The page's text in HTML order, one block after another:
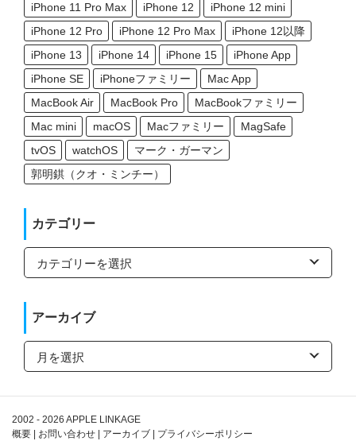
iPhone 11 Pro Max
iPhone 12
iPhone 12 mini
iPhone 12 Pro
iPhone 12 Pro Max
iPhone 12以降
iPhone 13
iPhone 14 iPhone 15
iPhone App
iPhone SE
iPhoneファミリー
Mac App
MacBook Air
MacBook Pro
MacBookファミリー
Mac mini
macOS Macファミリー
MagSafe
tvOS
watchOS
マーク・ガーマン
郭明錤（クオ・ミンチー）
カテゴリー
カ
ゴ
ー
アーカイブ
ア
カ
ブ
2002 - 2026 APPLE LINKAGE
概要
お問い合わせ アーカイブ プライバシーポリシー